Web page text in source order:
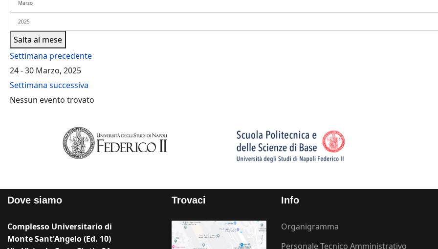
Salta al mese
Settimana precedente
24 - 30 Marzo, 2025
Settimana successiva
Nessun evento trovato
Dove siamo
Complesso Universitario di
Monte Sant'Angelo (Ed. 10)
Trovaci Info
Organigramma
Personale Tecnico Amministrativo